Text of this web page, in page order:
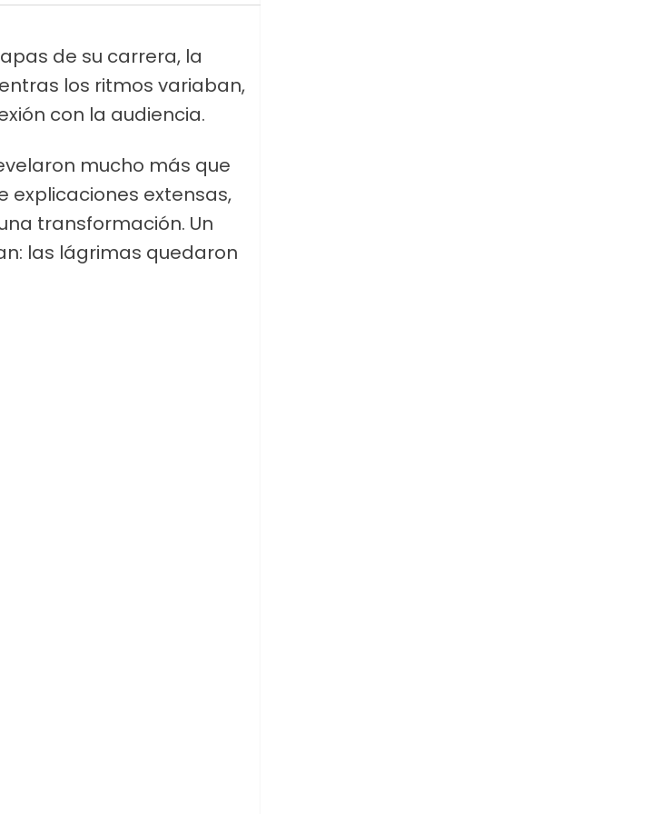
de su carrera, la
los ritmos variaban,
con la audiencia.
mucho más que
explicaciones extensas,
transformación. Un
las lágrimas quedaron